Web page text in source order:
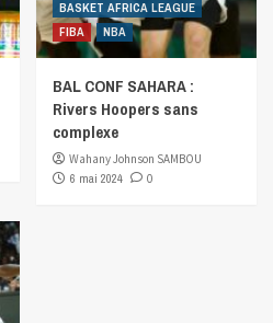
BASKET AFRICA LEAGUE
FIBA
NBA
BAL CONF SAHARA :
Rivers Hoopers sans
complexe
Wahany Johnson SAMBOU
6 mai 2024
0